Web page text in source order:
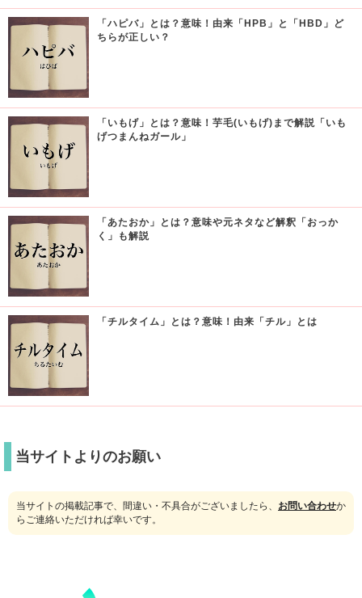
「ハピバ」とは？意味！由来「HPB」と「HBD」ど
ちらが正しい？
「いもげ」とは？意味！芋毛(いもげ)まで解説「いも
げつまんねガール」
「あたおか」とは？意味や元ネタなど解釈「おっか
く」も解説
「チルタイム」とは？意味！由来「チル」とは
当サイトよりのお願い
当サイトの掲載記事で、間違い・不具合がございましたら、 お問い合わせか
らご連絡いただければ幸いです。